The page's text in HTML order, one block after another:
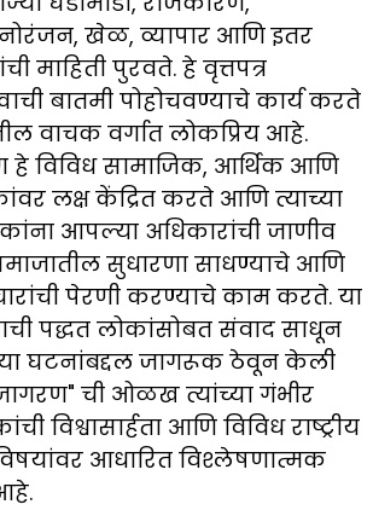
खेळ, व्यापार आणि इतर
माहिती पुरवते. हे वृत्तपत्र
बातमी पोहोचवण्याचे कार्य करते
वाचक वर्गात लोकप्रिय आहे.
हे विविध सामाजिक, आर्थिक आणि
लक्ष केंद्रित करते आणि त्याच्या
आपल्या अधिकारांची जाणीव
सुधारणा साधण्याचे आणि
पेरणी करण्याचे काम करते. या
पद्धत लोकांसोबत संवाद साधून
घटनांबद्दल जागरूक ठेवून केली
जागरण" ची ओळख त्यांच्या गंभीर
विश्वासार्हता आणि विविध राष्ट्रीय
आधारित विश्लेषणात्मक